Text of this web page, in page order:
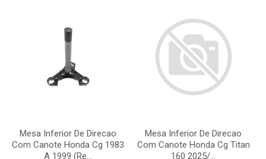
Mesa Inferior De Direcao
Com Canote Honda Cg 1983
A 1999 (Re...
Mesa Inferior De Direcao
Com Canote Honda Cg Titan
160 2025/...